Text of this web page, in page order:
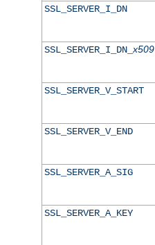
SSL_SERVER_I_DN
SSL_SERVER_I_DN_x509
SSL_SERVER_V_START
SSL_SERVER_V_END
SSL_SERVER_A_SIG
SSL_SERVER_A_KEY